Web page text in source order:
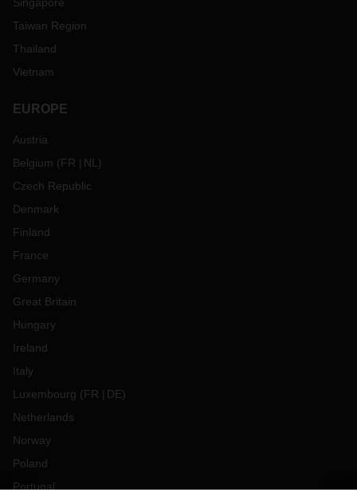
Taiwan Region
Thailand
Vietnam
EUROPE
Austria
Belgium (FR NL )
Czech Republic
Denmark
Finland
France
Germany
Great Britain
Hungary
Ireland
Italy
Luxembourg (FR DE)
Netherlands
Norway
Poland
Portugal